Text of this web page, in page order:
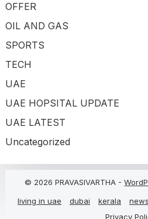
OFFER
OIL AND GAS
SPORTS
TECH
UAE
UAE HOPSITAL UPDATE
UAE LATEST
Uncategorized
© 2026 PRAVASIVARTHA -
living in uae
dubai kerala news
Privacy